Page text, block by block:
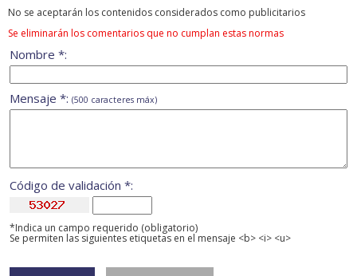
No se aceptarán los contenidos considerados como publicitarios
Se eliminarán los comentarios que no cumplan estas normas
Nombre *:
Mensaje *: (500 caracteres máx)
Código de validación *:
*Indica un campo requerido (obligatorio)
Se permiten las siguientes etiquetas en el mensaje <b> <i> <u>